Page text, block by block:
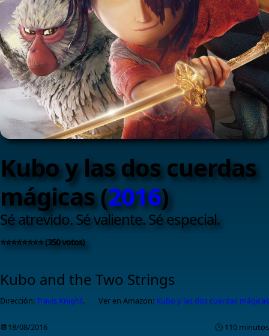
Kubo y las dos cuerdas
mágicas (2016)
Sé atrevido. Sé valiente. Sé especial.
⭐⭐⭐⭐⭐⭐⭐⭐ (350 votos)
Kubo and the Two Strings
Dirección:Travis Knight. Ver en Amazon: Kubo y las dos cuerdas mágicas
📆18/08/2016 🕑 110 minutos